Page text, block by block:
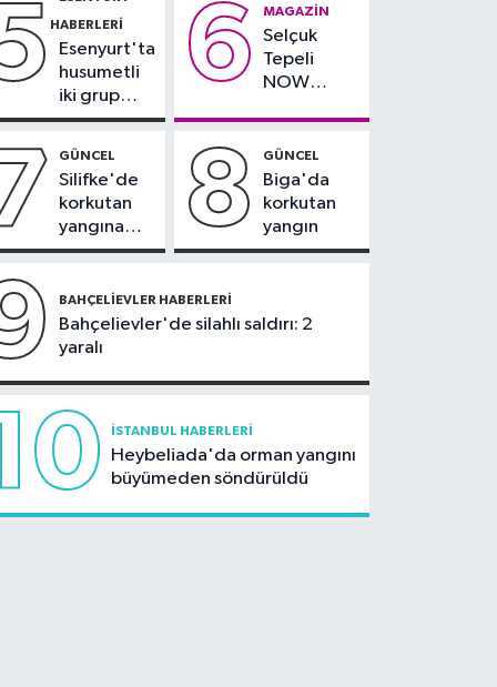
Olympos Regatta için
geri sayım başladı
bazı yollar
kapatılacak
teslim
alındı
HABERLERI
Esenyurt'ta
husumetli
iki grup
arasında
kavga
6 MAGAZIN
Selçuk
Tepeli
NOW
duyurdu
GÜNCEL
Silifke'de
korkutan
yangına
havadan ve
müdahale
8 GÜNCEL
Biga'da
korkutan
yangın
BAHÇELIEVLER HABERLERI
Bahçelievler'de silahlı saldırı: 2
yaralı
İSTANBUL HABERLERI
Heybeliada'da orman yangını
büyümeden söndürüldü